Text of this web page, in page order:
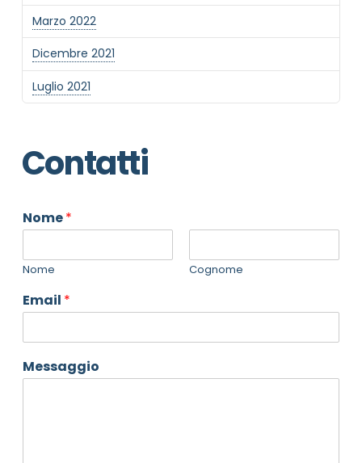
Marzo 2022
Dicembre 2021
Luglio 2021
Contatti
Nome*
Nome Cognome
Email *
Messaggio